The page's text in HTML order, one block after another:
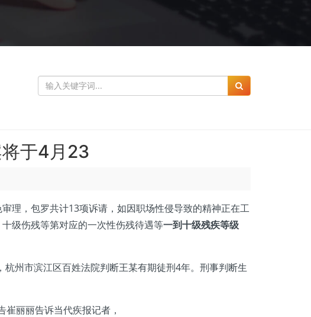
于4月23
，包罗共计13项诉请，如因职场性侵导致的精神正在工
级伤残等第对应的一次性伤残待遇等一到十级残疾等级
州市滨江区百姓法院判断王某有期徒刑4年。刑事判断生
崔丽丽告诉当代疾报记者，